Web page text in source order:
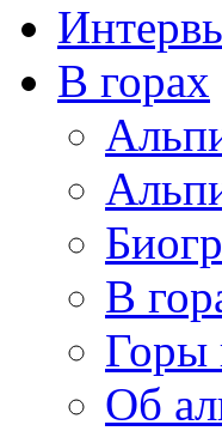
В горах
В
Горы
Об